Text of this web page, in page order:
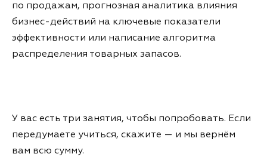
по продажам, прогнозная аналитика влияния
бизнес-действий на ключевые показатели
эффективности или написание алгоритма
распределения товарных запасов.
У вас есть три занятия, чтобы попробовать. Если
передумаете учиться, скажите — и мы вернём
вам всю сумму.